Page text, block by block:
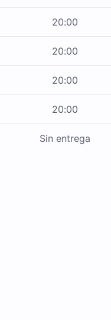
20:00
20:00
20:00
20:00
Sin entrega